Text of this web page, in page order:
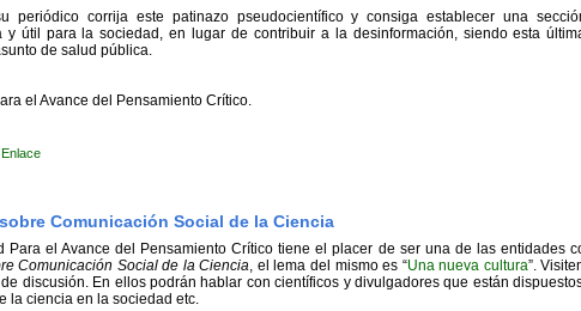
periódico corrija este patinazo pseudocientífico y consiga establecer una
y útil para la sociedad, en lugar de contribuir a la desinformación, siendo esta
de salud pública.
el Avance del Pensamiento Crítico.
Enlace
Comunicación Social de la Ciencia
Para el Avance del Pensamiento Crítico tiene el placer de ser una de las entidades
Comunicación Social de la Ciencia, el lema del mismo es “Una nueva cultura”.
discusión. En ellos podrán hablar con científicos y divulgadores que están
la ciencia en la sociedad etc.